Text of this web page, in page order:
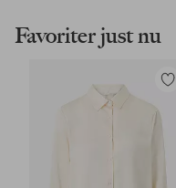
Favoriter just nu
Lägg
i